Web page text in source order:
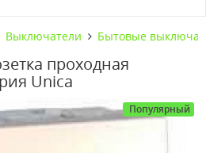
Выключатели Бытовые
проходная
Unica
Популярный